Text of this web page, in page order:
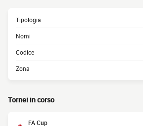
Tipologia
Nomi
Codice
Zona
Tornei in corso
FA Cup